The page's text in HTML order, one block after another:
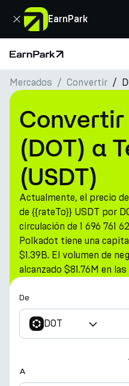
EarnPark
Cerrar
Página de inicio
Productos
Mercados
Calculadoras
PARK Token
Recursos
Compañía
Mercados Convertir
(DOT) a
(USDT)
Actualmente, el precio
de {{rateTo}} USDT por
circulación de 1 696 761
Polkadot tiene una
$1.39B. El volumen de
alcanzado $81.76M en
De
DOT
A